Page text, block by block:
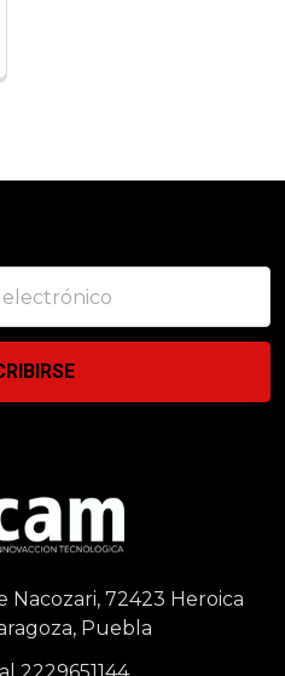
Nacozari, 72423 Heroica
Puebla